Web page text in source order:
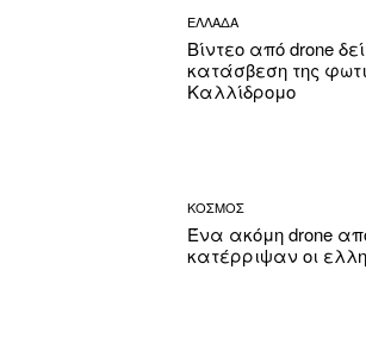
ΕΛΛΑΔΑ
Βίντεο από drone
κατάσβεση της
Καλλίδρομο
ΚΟΣΜΟΣ
Ένα ακόμη drone
κατέρριψαν οι